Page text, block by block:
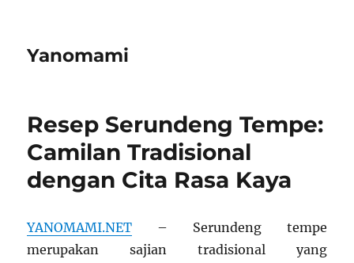
Yanomami
Resep Serundeng Tempe:
Camilan Tradisional
dengan Cita Rasa Kaya
YANOMAMI.NET – Serundeng tempe
merupakan sajian tradisional yang